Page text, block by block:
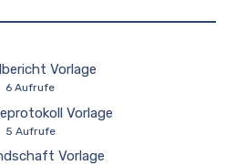
Vorlage
6 Aufrufe
Vorlage
5 Aufrufe
Vorlage